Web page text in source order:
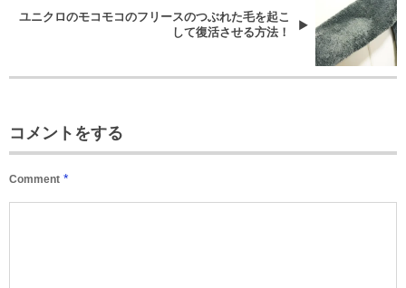
ユニクロのモコモコのフリースのつぶれた毛を起こ
して復活させる方法！
コメントをする
Comment *